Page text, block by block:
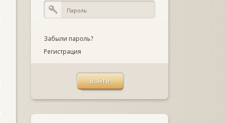
Забыли пароль?
Регистрация